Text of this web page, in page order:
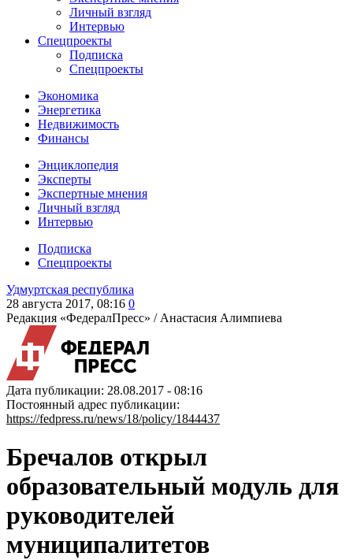
Личный взгляд
Интервью
Спецпроекты
Подписка
Спецпроекты
Экономика
Энергетика
Недвижимость
Финансы
Энциклопедия
Эксперты
Экспертные мнения
Личный взгляд
Интервью
Подписка
Спецпроекты
Удмуртская республика
28 августа 2017, 08:16 0
Редакция «ФедералПресс» / Анастасия Алимпиева
Дата публикации: 28.08.2017 - 08:16
Постоянный адрес публикации:
https://fedpress.ru/news/18/policy/1844437
Бречалов открыл
образовательный модуль для
руководителей
муниципалитетов